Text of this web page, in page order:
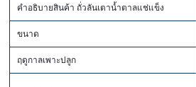
คำอธิบายสินค้า ถั่วลันเตาน้ำตาลแช่แข็ง
ขนาด
ฤดูกาลเพาะปลูก